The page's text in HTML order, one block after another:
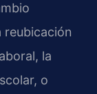
reubicación
la
o